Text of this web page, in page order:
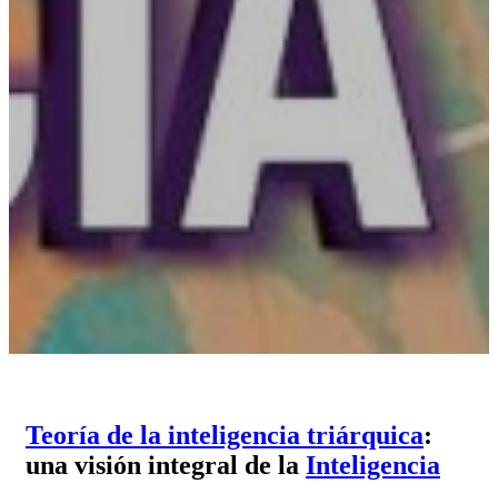
Teoría de la inteligencia triárquica:
una visión integral de la Inteligencia